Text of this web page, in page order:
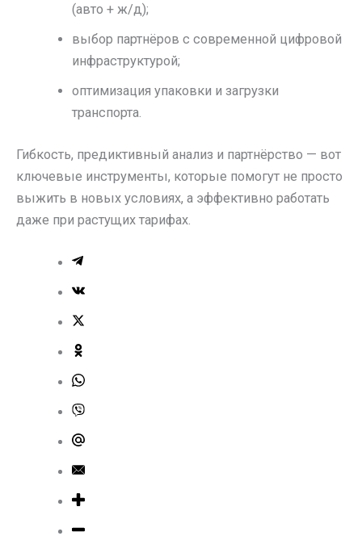
(авто + ж/д);
выбор партнёров с современной цифровой
инфраструктурой;
оптимизация упаковки и загрузки
транспорта.
Гибкость, предиктивный анализ и партнёрство — вот
ключевые инструменты, которые помогут не просто
выжить в новых условиях, а эффективно работать
даже при растущих тарифах.